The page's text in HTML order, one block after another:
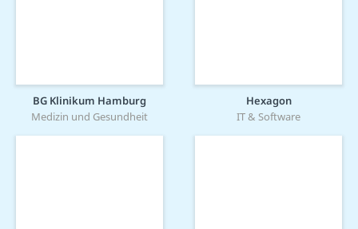
BG Klinikum Hamburg
Medizin und Gesundheit
Hexagon
IT & Software